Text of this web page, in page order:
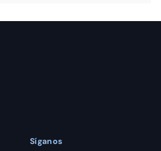
Síganos